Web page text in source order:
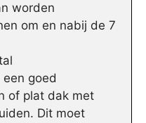
worden
om en nabij de 7
goed
of plat dak met
Dit moet